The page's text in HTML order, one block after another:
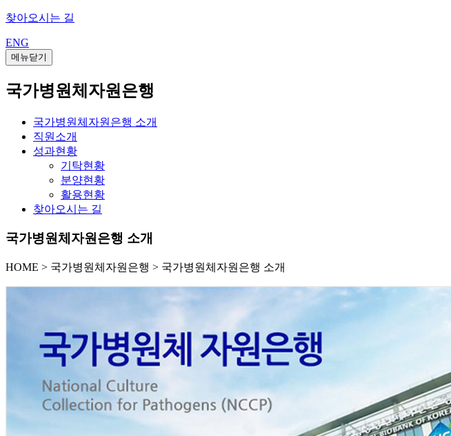
찾아오시는 길
ENG
메뉴닫기
국가병원체자원은행
국가병원체자원은행 소개
직원소개
성과현황
기탁현황
분양현황
활용현황
찾아오시는 길
국가병원체자원은행 소개
HOME > 국가병원체자원은행 > 국가병원체자원은행 소개